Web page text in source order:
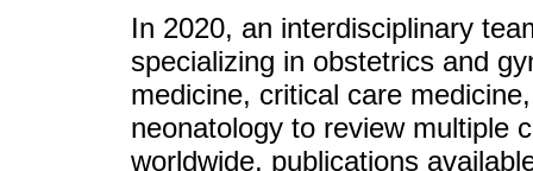
In 2020, an interdisciplinary
specializing in obstetrics and
medicine, critical care
neonatology to review multiple
worldwide, publications